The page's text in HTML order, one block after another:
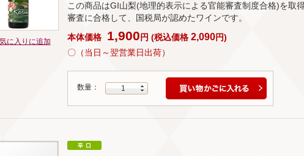
に入りに追加
この商品はGI山梨(地理的表示による官能審査制度合格)を取
審査に合格して、国税局が認めたワインです。
本体価格
1,900 円 (税込価格 2,090円)
〇（当日～翌営業日出荷）
数量： 1